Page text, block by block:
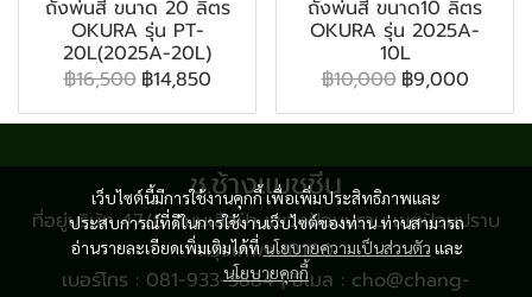
ถังพ่นสี ขนาด 20 ลิตร
OKURA รุ่น PT-
20L(2025A-20L)
฿16,500 ฿14,850
ถังพ่นสี ขนาด10 ลิตร
OKURA รุ่น 2025A-
10L
฿10,000 ฿9,000
เว็บไซต์นี้มีการใช้งานคุกกี้ เพื่อเพิ่มประสิทธิภาพและ
ประสบการณ์ที่ดีในการใช้งานเว็บไซต์ของท่าน ท่านสามารถ
อ่านรายละเอียดเพิ่มเติมได้ที่นโยบายความเป็นส่วนตัว และ
นโยบายคุกกี้
ช.ช้างแมชชีน
ที่อยู่บริษัท 47/8 ถนนเสือป่า แขวงป้อมปราบ เขตป้อมปราบ
กรุงเทพฯ 10100
เบอร์โทร : 081-933-3884 | อีเมล : cho@chang-